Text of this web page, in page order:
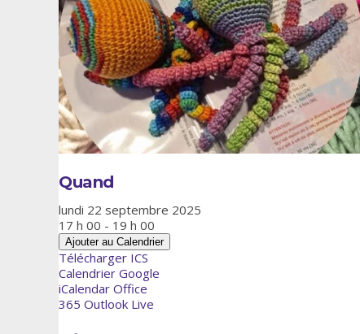
Quand
lundi 22 septembre 2025
17 h 00 - 19 h 00
Ajouter au Calendrier
Télécharger ICS
Calendrier Google
iCalendar Office
365 Outlook Live